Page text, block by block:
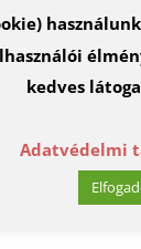
kedves
Adatvédelmi